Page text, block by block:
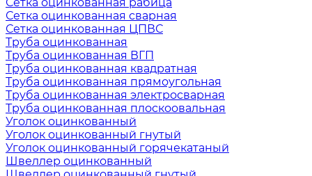
Сетка оцинкованная сварная
Сетка оцинкованная ЦПВС
Труба оцинкованная
Труба оцинкованная ВГП
Труба оцинкованная квадратная
Труба оцинкованная прямоугольная
Труба оцинкованная электросварная
Труба оцинкованная плоскоовальная
Уголок оцинкованный
Уголок оцинкованный гнутый
Уголок оцинкованный горячекатаный
Швеллер оцинкованный